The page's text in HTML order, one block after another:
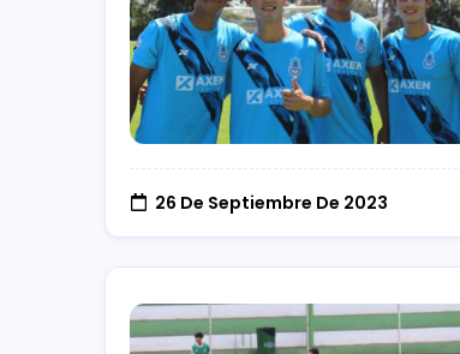
26 De Septiembre De 2023